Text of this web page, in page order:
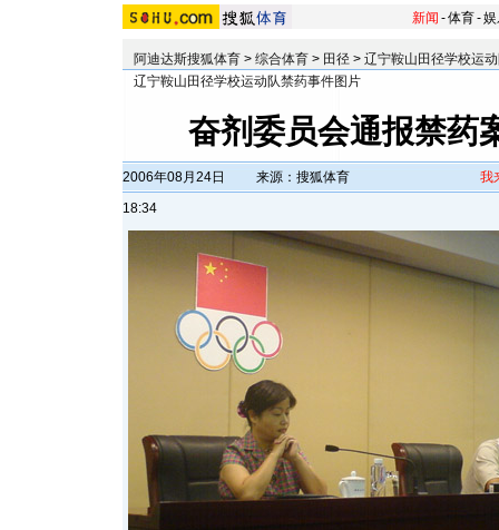
新闻 -体育-
阿迪达斯搜狐体育 > 综合体育 > 田径 > 辽宁鞍山田径学校运
辽宁鞍山田径学校运动队禁药事件图片
奋剂委员会通报禁药
2006年08月24日
18:34
来源：搜狐体育 我